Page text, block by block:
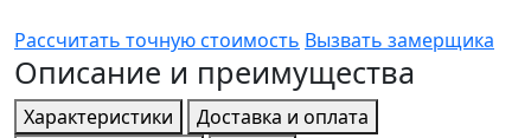
Рассчитать точную стоимость Вызвать замерщика
Описание и преимущества
Характеристики
Доставка и оплата